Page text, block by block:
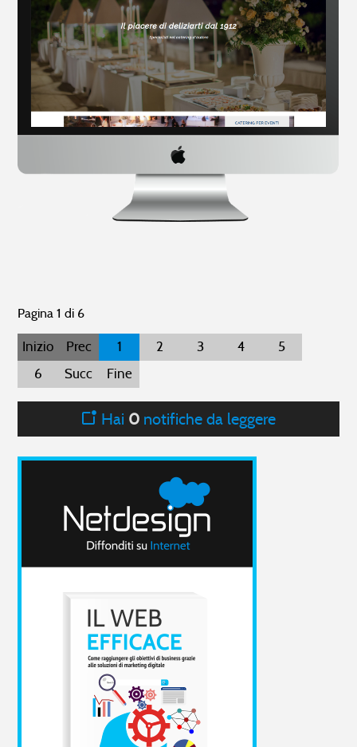
Pagina 1 di 6
Inizio Prec 1 2 3 4
5
6
Succ Fine
Hai 0 notifiche da leggere